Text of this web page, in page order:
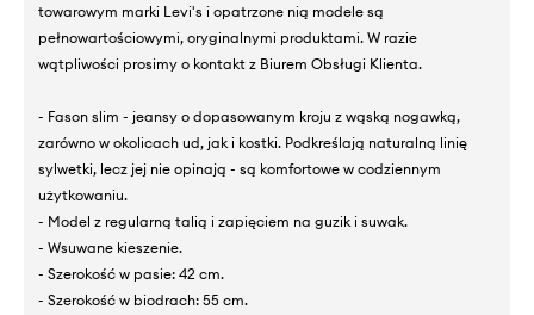
towarowym marki Levi's i opatrzone nią modele są
pełnowartościowymi, oryginalnymi produktami. W razie
wątpliwości prosimy o kontakt z Biurem Obsługi Klienta.
- Fason slim - jeansy o dopasowanym kroju z wąską nogawką,
zarówno w okolicach ud, jak i kostki. Podkreślają naturalną linię
sylwetki, lecz jej nie opinają - są komfortowe w codziennym
użytkowaniu.
- Model z regularną talią i zapięciem na guzik i suwak.
- Wsuwane kieszenie.
- Szerokość w pasie: 42 cm.
- Szerokość w biodrach: 55 cm.